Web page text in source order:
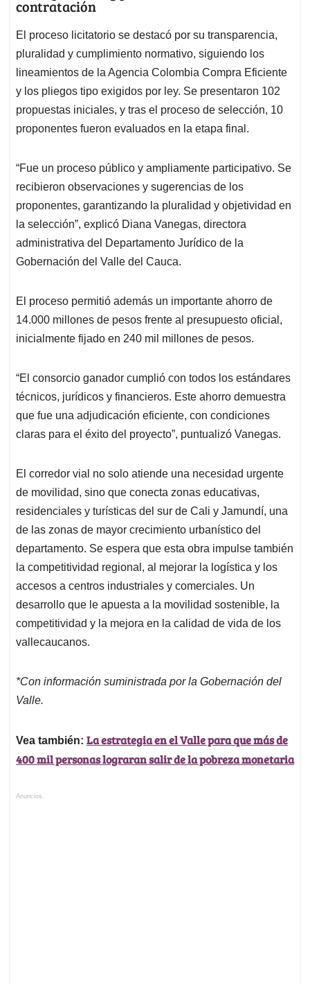
contratación
El proceso licitatorio se destacó por su transparencia,
pluralidad y cumplimiento normativo, siguiendo los
lineamientos de la Agencia Colombia Compra Eficiente
y los pliegos tipo exigidos por ley. Se presentaron 102
propuestas iniciales, y tras el proceso de selección, 10
proponentes fueron evaluados en la etapa final.
“Fue un proceso público y ampliamente participativo. Se
recibieron observaciones y sugerencias de los
proponentes, garantizando la pluralidad y objetividad en
la selección”, explicó Diana Vanegas, directora
administrativa del Departamento Jurídico de la
Gobernación del Valle del Cauca.
El proceso permitió además un importante ahorro de
14.000 millones de pesos frente al presupuesto oficial,
inicialmente fijado en 240 mil millones de pesos.
“El consorcio ganador cumplió con todos los estándares
técnicos, jurídicos y financieros. Este ahorro demuestra
que fue una adjudicación eficiente, con condiciones
claras para el éxito del proyecto”, puntualizó Vanegas.
El corredor vial no solo atiende una necesidad urgente
de movilidad, sino que conecta zonas educativas,
residenciales y turísticas del sur de Cali y Jamundí, una
de las zonas de mayor crecimiento urbanístico del
departamento. Se espera que esta obra impulse también
la competitividad regional, al mejorar la logística y los
accesos a centros industriales y comerciales. Un
desarrollo que le apuesta a la movilidad sostenible, la
competitividad y la mejora en la calidad de vida de los
vallecaucanos.
*Con información suministrada por la Gobernación del
Valle.
Vea también: La estrategia en el Valle para que más de
400 mil personas lograran salir de la pobreza monetaria
Anuncios.